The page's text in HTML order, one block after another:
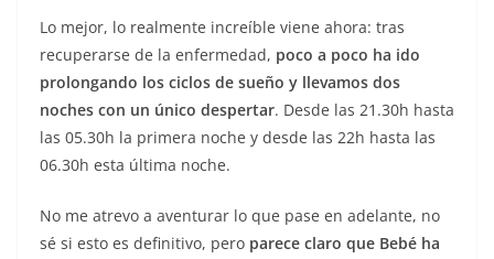
Lo mejor, lo realmente increíble viene ahora: tras
recuperarse de la enfermedad, poco a poco ha ido
prolongando los ciclos de sueño y llevamos dos
noches con un único despertar. Desde las 21.30h hasta
las 05.30h la primera noche y desde las 22h hasta las
06.30h esta última noche.
No me atrevo a aventurar lo que pase en adelante, no
sé si esto es definitivo, pero parece claro que Bebé ha